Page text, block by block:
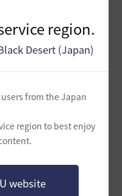
region.
Desert (Japan)
from the Japan
region to best enjoy
website
2(日)～8/9（日）
7 日前
（HYPERBOOST）
8 日前
デで装備更新が大きく変わ
2026.07.27
ク＆気絶抵抗100%構成